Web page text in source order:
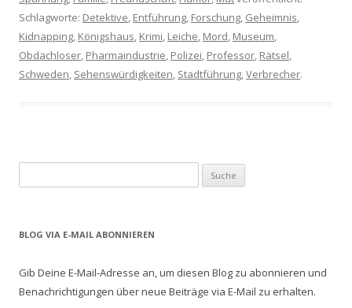
Schlagworte: Detektive, Entführung, Forschung, Geheimnis,
Kidnapping, Königshaus, Krimi, Leiche, Mord, Museum,
Obdachloser, Pharmaindustrie, Polizei, Professor, Rätsel,
Schweden, Sehenswürdigkeiten, Stadtführung,Verbrecher.
u
h
n
a
BLOG VIA E-MAIL ABONNIEREN
Gib Deine E-Mail-Adresse an, um diesen Blog zu abonnieren und
Benachrichtigungen über neue Beiträge via E-Mail zu erhalten.